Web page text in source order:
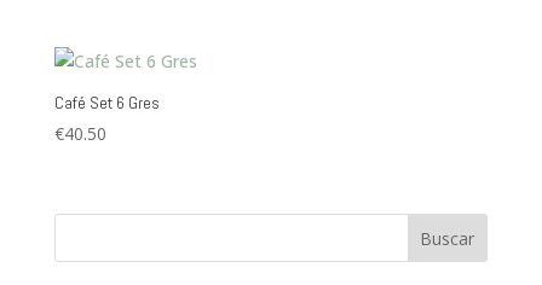
Café Set 6 Gres
€40.50
Buscar